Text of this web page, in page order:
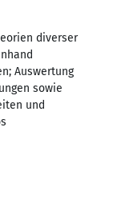
diverser
Auswertung
sowie
und